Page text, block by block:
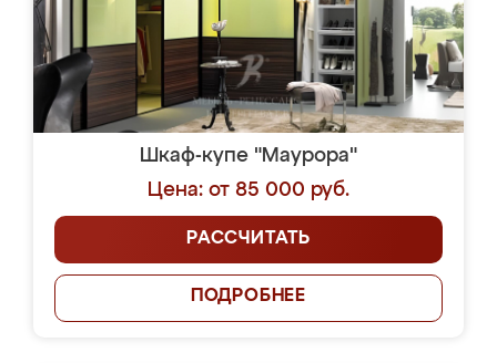
Шкаф-купе "Маурора"
Цена: от 85 000 руб.
РАССЧИТАТЬ
ПОДРОБНЕЕ